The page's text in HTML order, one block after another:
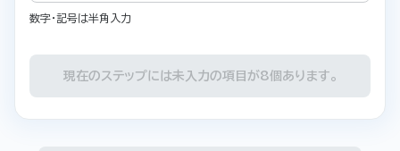
数字・記号は半角入力
現在のステップには未入力の項目が8個あります。